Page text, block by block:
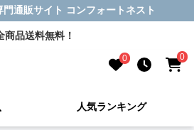
通販サイト コンフォートネスト
商品送料無料！
0 0
人気ランキング